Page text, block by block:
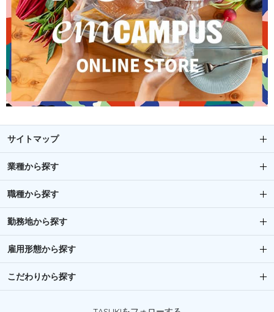
サイトマップ
業種から探す
職種から探す
勤務地から探す
雇用形態から探す
こだわりから探す